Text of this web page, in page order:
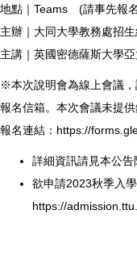
地點｜Teams (請事先報
主辦｜大同大學教務處招生
主講｜英國密德薩斯大學
※本次說明會為線上會議
報名信箱。本次會議未提供
報名連結： https://
詳細資訊請見本公告
欲申請2023秋季入
https://